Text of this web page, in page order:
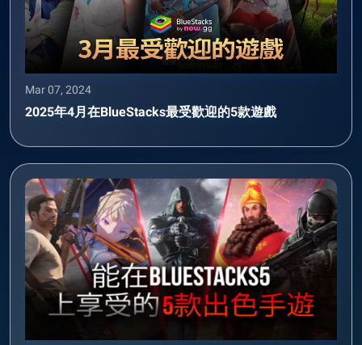
Mar 07, 2024
2025年4月在BlueStacks最受歡迎的5款遊戲